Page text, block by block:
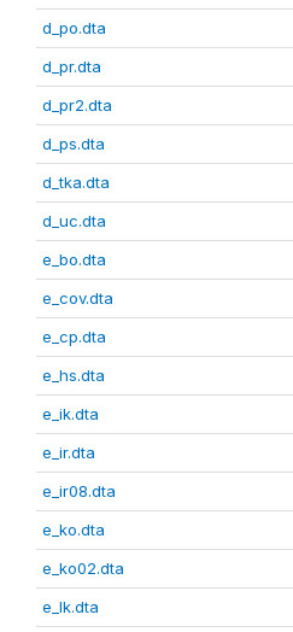
d_po.dta
d_pr.dta
d_pr2.dta
d_ps.dta
d_tka.dta
d_uc.dta
e_bo.dta
e_cov.dta
e_cp.dta
e_hs.dta
e_ik.dta
e_ir.dta
e_ir08.dta
e_ko.dta
e_ko02.dta
e_lk.dta